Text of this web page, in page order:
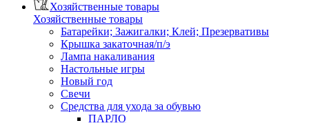
Хозяйственные товары
Хозяйственные товары
Батарейки; Зажигалки; Клей; Презервативы
Крышка закаточная/п/э
Лампа накаливания
Настольные игры
Новый год
Свечи
Средства для ухода за обувью
ПАРЛО